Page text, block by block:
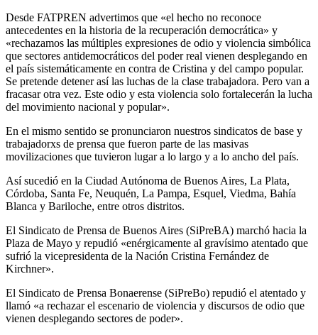
Desde FATPREN advertimos que «el hecho no reconoce
antecedentes en la historia de la recuperación democrática» y
«rechazamos las múltiples expresiones de odio y violencia simbólica
que sectores antidemocráticos del poder real vienen desplegando en
el país sistemáticamente en contra de Cristina y del campo popular.
Se pretende detener así las luchas de la clase trabajadora. Pero van a
fracasar otra vez. Este odio y esta violencia solo fortalecerán la lucha
del movimiento nacional y popular».
En el mismo sentido se pronunciaron nuestros sindicatos de base y
trabajadorxs de prensa que fueron parte de las masivas
movilizaciones que tuvieron lugar a lo largo y a lo ancho del país.
Así sucedió en la Ciudad Autónoma de Buenos Aires, La Plata,
Córdoba, Santa Fe, Neuquén, La Pampa, Esquel, Viedma, Bahía
Blanca y Bariloche, entre otros distritos.
El Sindicato de Prensa de Buenos Aires (SiPreBA) marchó hacia la
Plaza de Mayo y repudió «enérgicamente al gravísimo atentado que
sufrió la vicepresidenta de la Nación Cristina Fernández de
Kirchner».
El Sindicato de Prensa Bonaerense (SiPreBo) repudió el atentado y
llamó «a rechazar el escenario de violencia y discursos de odio que
vienen desplegando sectores de poder».